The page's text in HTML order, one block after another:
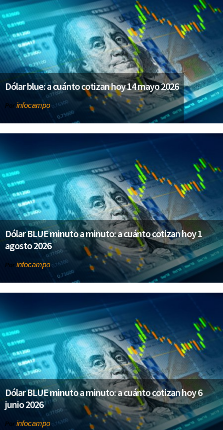
Dólar blue: a cuánto cotizan hoy 14 mayo 2026
Por infocampo
Dólar BLUE minuto a minuto: a cuánto cotizan hoy 1
agosto 2026
Por infocampo
Dólar BLUE minuto a minuto: a cuánto cotizan hoy 6
junio 2026
Por infocampo